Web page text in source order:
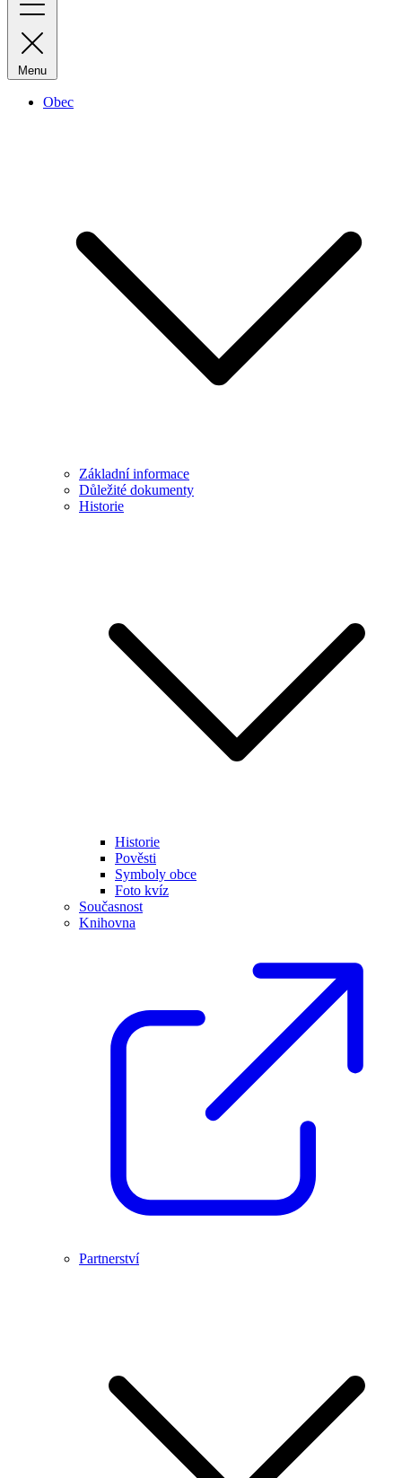
Menu
Obec
Základní informace
Důležité dokumenty
Historie
Historie
Pověsti
Symboly obce
Foto kvíz
Současnost
Knihovna
Partnerství